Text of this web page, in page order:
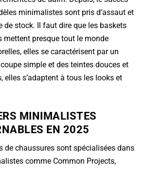
minimalistes sont pris d’assaut et
de stock. Il faut dire que les baskets
mettent presque tout le monde
elles se caractérisent par un
simple et des teintes douces et
elles s’adaptent à tous les looks et
MINIMALISTES
EN 2025
de chaussures sont spécialisées dans
comme Common Projects,